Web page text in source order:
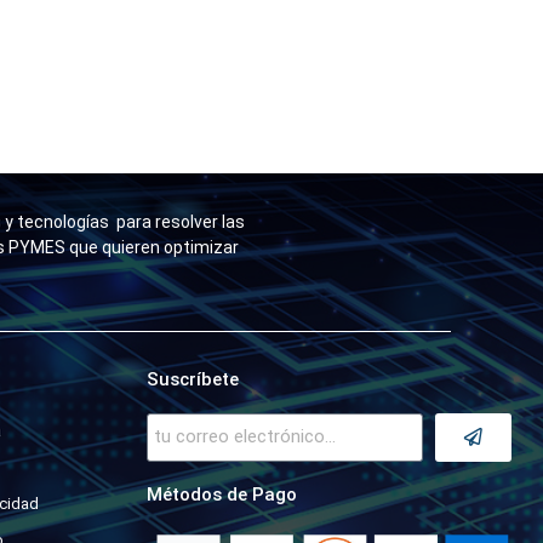
tecnologías para resolver las
que quieren optimizar
Suscríbete
Métodos de Pago